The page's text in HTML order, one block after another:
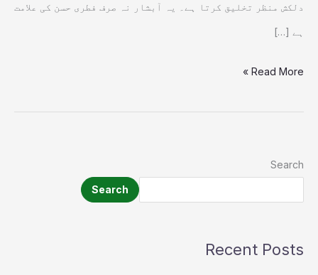
دلکش منظر تخلیق کرتا ہے۔ یہ آبشار نہ صرف فطری حسن کی علامت
ہے […]
Read More »
Search
Search
Recent Posts